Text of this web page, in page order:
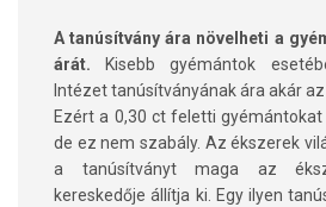
A tanúsítvány ára növelheti a
árát. Kisebb gyémántok
Intézet tanúsítványának ára akár
Ezért a 0,30 ct feletti
de ez nem szabály. Az ékszerek
a tanúsítványt maga az
kereskedője állítja ki. Egy ilyen